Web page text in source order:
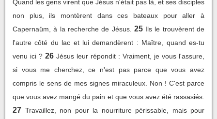
Quand les gens virent que Jésus n'était pas là, et ses disciples
non plus, ils montèrent dans ces bateaux pour aller à
Capernaüm, à la recherche de Jésus. 25 Ils le trouvèrent de
l'autre côté du lac et lui demandèrent : Maître, quand es-tu
venu ici ? 26 Jésus leur répondit : Vraiment, je vous l'assure,
si vous me cherchez, ce n'est pas parce que vous avez
compris le sens de mes signes miraculeux. Non ! C'est parce
que vous avez mangé du pain et que vous avez été rassasiés.
27 Travaillez, non pour la nourriture périssable, mais pour